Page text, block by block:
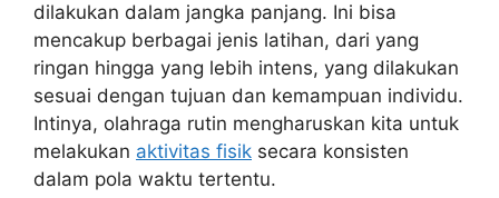
dilakukan dalam jangka panjang. Ini bisa
mencakup berbagai jenis latihan, dari yang
ringan hingga yang lebih intens, yang dilakukan
sesuai dengan tujuan dan kemampuan individu.
Intinya, olahraga rutin mengharuskan kita untuk
melakukan aktivitas fisik secara konsisten
dalam pola waktu tertentu.